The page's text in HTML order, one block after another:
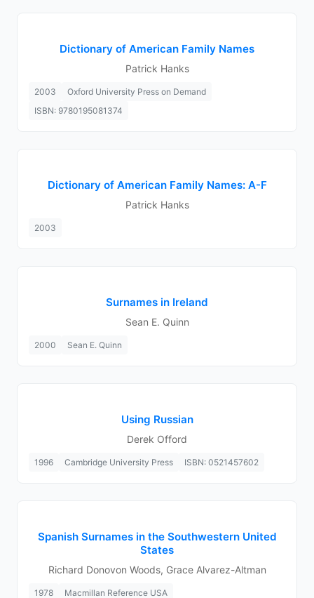
Dictionary of American Family Names
Patrick Hanks
2003
Oxford University Press on Demand
ISBN: 9780195081374
Dictionary of American Family Names: A-F
Patrick Hanks
2003
Surnames in Ireland
Sean E. Quinn
2000 Sean E. Quinn
Using Russian
Derek Offord
1996 Cambridge University Press ISBN: 0521457602
Spanish Surnames in the Southwestern United
States
Richard Donovon Woods, Grace Alvarez-Altman
1978 Macmillan Reference USA